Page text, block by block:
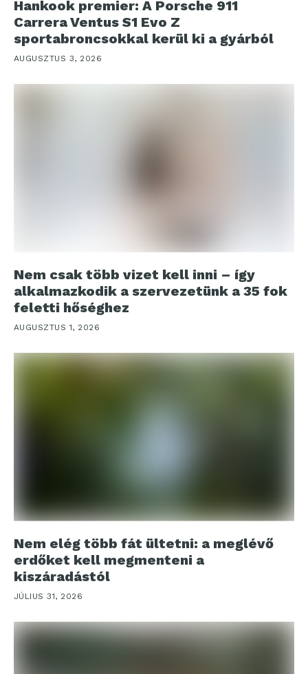
Hankook premier: A Porsche 911
Carrera Ventus S1 Evo Z
sportabroncsokkal kerül ki a gyárból
AUGUSZTUS 3, 2026
Nem csak több vizet kell inni – így
alkalmazkodik a szervezetünk a 35 fok
feletti hőséghez
AUGUSZTUS 1, 2026
Nem elég több fát ültetni: a meglévő
erdőket kell megmenteni a
kiszáradástól
JÚLIUS 31, 2026